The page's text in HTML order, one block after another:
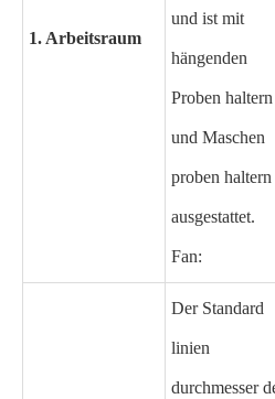
1. Arbeitsraum
und ist mit
hängenden
Proben haltern
und Maschen
proben haltern
ausgestattet.
Fan:
Der Standard
linien
durchmesser